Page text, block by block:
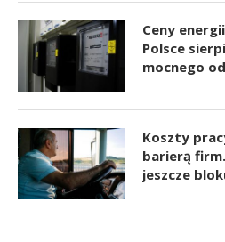
Ceny
Polsce
mocnego
Koszty
barierą
jeszcze